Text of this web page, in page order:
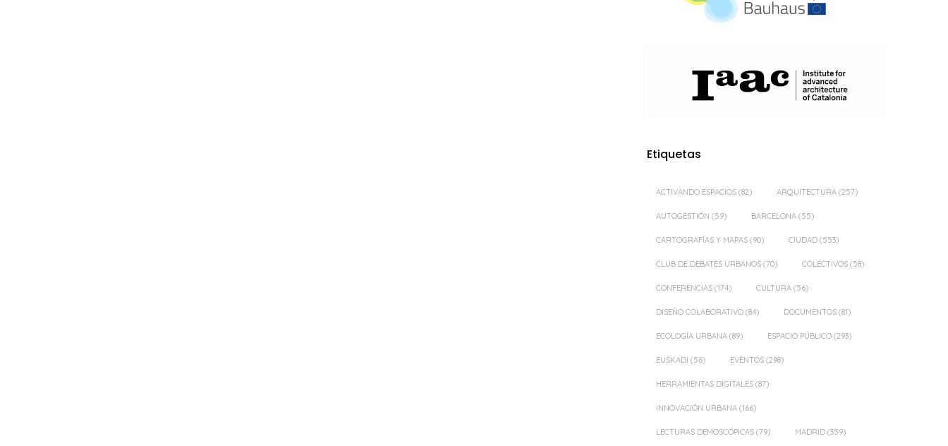
Etiquetas
ACTIVANDO ESPACIOS (82) ARQUITECTURA (257)
AUTOGESTIÓN (59) BARCELONA (55)
CARTOGRAFÍAS Y MAPAS (90) CIUDAD (553)
CLUB DE DEBATES URBANOS (70) COLECTIVOS (58)
CONFERENCIAS (174) CULTURA (56)
DISEÑO COLABORATIVO (84) DOCUMENTOS (81)
ECOLOGÍA URBANA (89) ESPACIO PÚBLICO (293)
EUSKADI (56) EVENTOS (298)
HERRAMIENTAS DIGITALES (87)
INNOVACIÓN URBANA (166)
LECTURAS DEMOSCÓPICAS (79) MADRID (359)